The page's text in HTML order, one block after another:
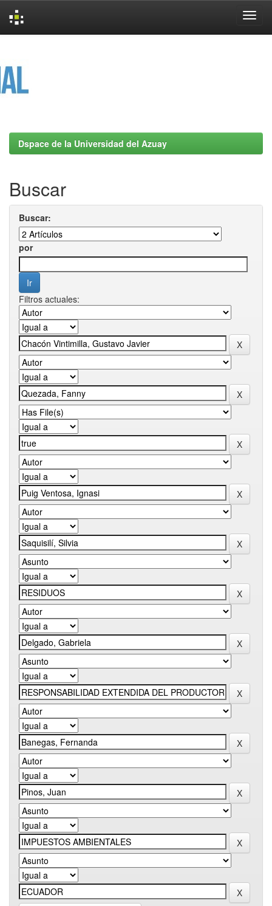
Dspace de la Universidad del Azuay
Buscar
Buscar:
por
Filtros actuales: